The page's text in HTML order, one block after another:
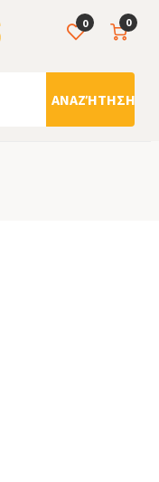
0
ΑΝΑΖΉΤΗΣΗ
0